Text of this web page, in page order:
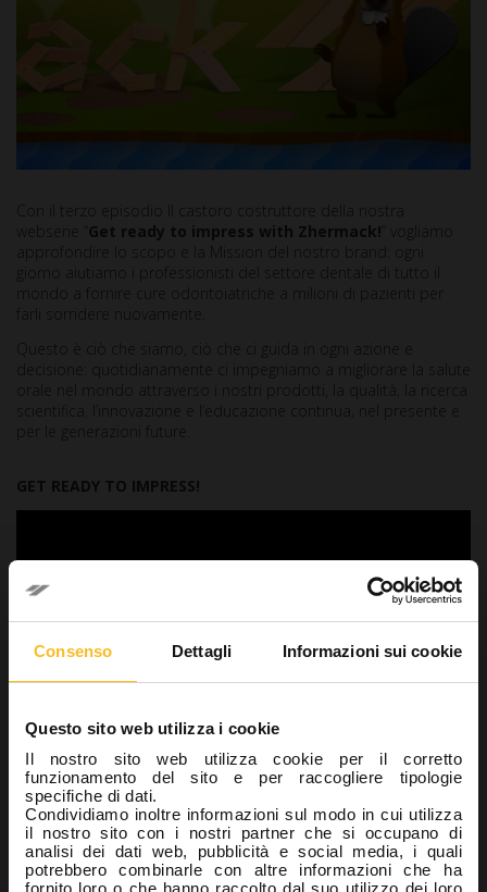
Consenso Dettagli Informazioni sui cookie
Questo sito web utilizza i cookie
Il nostro sito web utilizza cookie per il corretto
funzionamento del sito e per raccogliere tipologie
specifiche di dati.
Condividiamo inoltre informazioni sul modo in cui utilizza
il nostro sito con i nostri partner che si occupano di
analisi dei dati web, pubblicità e social media, i quali
potrebbero combinarle con altre informazioni che ha
fornito loro o che hanno raccolto dal suo utilizzo dei loro
Con il terzo episodio Il castoro costruttore della nostra
webserie “ Get ready to impress with Zhermack! ” vogliamo
approfondire lo scopo e la Mission del nostro brand: ogni
giorno aiutiamo i professionisti del settore dentale di tutto il
mondo a fornire cure odontoiatriche a milioni di pazienti per
farli sorridere nuovamente.
Questo è ciò che siamo, ciò che ci guida in ogni azione e
decisione: quotidianamente ci impegniamo a migliorare la salute
orale nel mondo attraverso i nostri prodotti, la qualità, la ricerca
scientifica, l’innovazione e l’educazione continua, nel presente e
per le generazioni future.
GET READY TO IMPRESS!
Vuoi maggiori informazioni sui prodotti e le soluzioni